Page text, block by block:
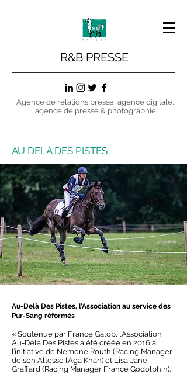
R&B PRESSE
Agence de relations presse, agence digitale,
agence de presse & photographie
AU DELÀ DES PISTES
Au-Delà Des Pistes, l’Association au service des
Pur-Sang réformés
« Soutenue par France Galop, l’Association
Au-Delà Des Pistes a été créée en 2016 à
l’initiative de Nemone Routh (Racing Manager
de son Altesse l’Aga Khan) et Lisa-Jane
Graffard (Racing Manager France Godolphin).